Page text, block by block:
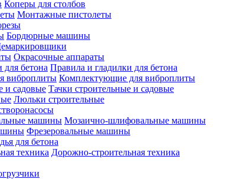
Коперы для столбов
Монтажные пистолеты
Бордюрные машины
Окрасочные аппараты
Правила и гладилки для бетона
Комплектующие для виброплиты
Тачки строительные и садовые
Люльки строительные
Мозаично-шлифовальные машины
Фрезеровальные машины
для бетона
Дорожно-строительная техника